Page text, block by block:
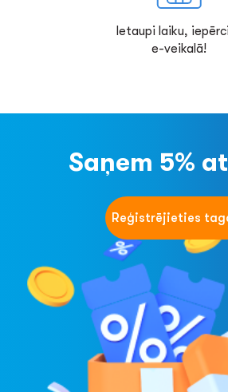
Ietaupi laiku,
e-veikalā!
Saņem 5%
Reģistrējieties